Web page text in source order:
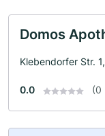
Domos
Klebendorfer Str.
0.0 (0